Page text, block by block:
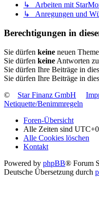
↳ Arbeiten mit
↳ Anregungen und
Berechtigungen in
Sie dürfen keine neuen
Sie dürfen keine Antworten
Sie dürfen Ihre Beiträge in
Sie dürfen Ihre Beiträge in
©
Star Finanz GmbH
Netiquette/Benimmregeln
Foren-Übersicht
Alle Zeiten sind
Alle Cookies löschen
Kontakt
Powered by phpBB® Forum
Deutsche Übersetzung durch